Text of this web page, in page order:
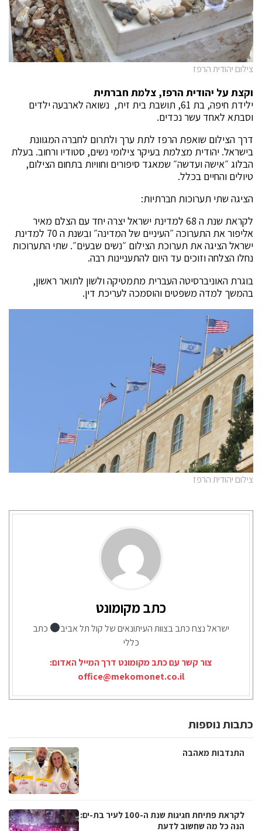
צילום יהודית הרפז
וקצת על יהודית הרפז, צלמת חברתית
ילידת חיפה, בת 61, תושבת בית זית, נשואה לארבעה ילדים
וסבתא לאחד עשר נכדים.
דרך הצילום שואפת הרפז לתת ערך ולתרום לחברה המגוונת
בישראל. יהודית מצלמת בעיקר צילומי נשים, סטודיו ורחוב. בעלת
הבלוג ״אישה ועדשה״ שמאגד סיפורים וחוויות בתחום הצילום,
טיולים והחיים בכלל.
הציגה שתי תערוכות חברתיות:
לקראת שנת ה 68 למדינת ישראל יצרה יחד עם הצלם מאיר
אליפור את התערוכה ״העיניים של המדינה״ ובשנת ה 70 למדינת
ישראל הציגה את תערוכת הצילום ״נשים שבעים״. שתי התערוכות
נחלו הצלחה וזוכים עד היום להתעניינות רבה.
בוגרת האוניברסיטה העברית מתמטיקה ולשון לתואר ראשון,
בהמשך למדה משפטים והוסמכה לעריכת דין.
צילום יהודית הרפז
כתב מקומונט
ישראל נצח כתב בצוות העיתונאים של קול תל אביב
כתב
כללי
צור קשר עם כתב מקומונט דרך המייל האדום:
office@mekomonet.co.il
כתבות נוספות
התנדבות מאהבה
לקראת פתיחת חגיגות שנת ה-100 לעיר בת-ים:
הנה כל מה שחשוב לדעת